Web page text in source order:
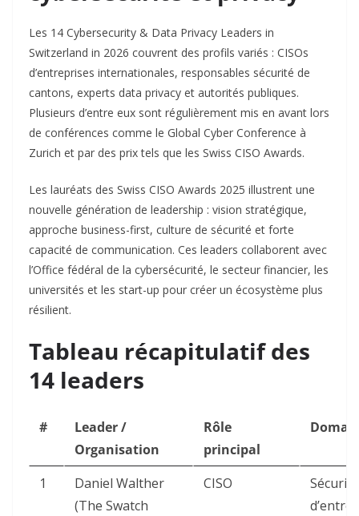
Les 14 Cybersecurity & Data Privacy Leaders in
Switzerland in 2026 couvrent des profils variés : CISOs
d’entreprises internationales, responsables sécurité de
cantons, experts data privacy et autorités publiques.
Plusieurs d’entre eux sont régulièrement mis en avant lors
de conférences comme le Global Cyber Conference à
Zurich et par des prix tels que les Swiss CISO Awards.​
Les lauréats des Swiss CISO Awards 2025 illustrent une
nouvelle génération de leadership : vision stratégique,
approche business-first, culture de sécurité et forte
capacité de communication. Ces leaders collaborent avec
l’Office fédéral de la cybersécurité, le secteur financier, les
universités et les start-up pour créer un écosystème plus
résilient.​
Tableau récapitulatif des
14 leaders
#
Leader /
Organisation
Rôle
principal
1
Daniel Walther
(The Swatch
CISO
Sécurité